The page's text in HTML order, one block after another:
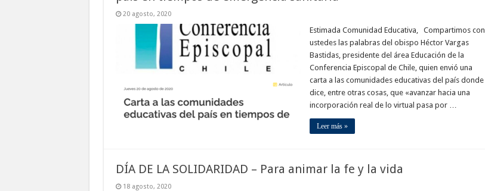
20 agosto, 2020
Estimada Comunidad Educativa, Compartimos con
ustedes las palabras del obispo Héctor Vargas
Bastidas, presidente del área Educación de la
Conferencia Episcopal de Chile, quien envió una
carta a las comunidades educativas del país donde
dice, entre otras cosas, que «avanzar hacia una
incorporación real de lo virtual pasa por …
Leer más »
DÍA DE LA SOLIDARIDAD – Para animar la fe y la vida
18 agosto, 2020